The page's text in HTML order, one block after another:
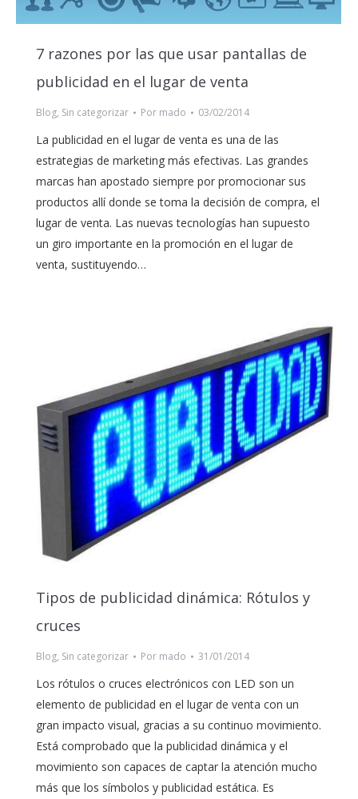
7 razones por las que usar pantallas de
publicidad en el lugar de venta
Blog, Sin categorizar Por mado 03/02/2014
La publicidad en el lugar de venta es una de las
estrategias de marketing más efectivas. Las grandes
marcas han apostado siempre por promocionar sus
productos allí donde se toma la decisión de compra, el
lugar de venta. Las nuevas tecnologías han supuesto
un giro importante en la promoción en el lugar de
venta, sustituyendo…
Tipos de publicidad dinámica: Rótulos y
cruces
Blog, Sin categorizar Por mado 31/01/2014
Los rótulos o cruces electrónicos con LED son un
elemento de publicidad en el lugar de venta con un
gran impacto visual, gracias a su continuo movimiento.
Está comprobado que la publicidad dinámica y el
movimiento son capaces de captar la atención mucho
más que los símbolos y publicidad estática. Es